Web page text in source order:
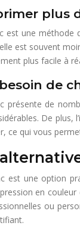
plus
est une
est souvent
plus facile à
de
présente de
De plus,
ce qui vous
est une option
en
ou